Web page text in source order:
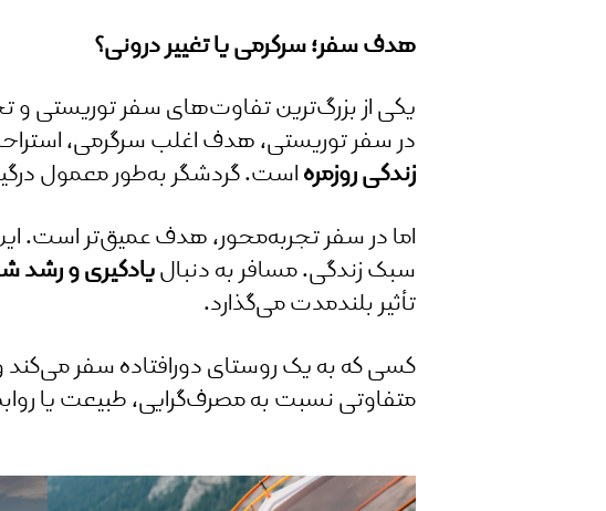
هدف سفر؛ سرگرمی یا تغییر درونی؟
یکی از بزرگ‌ترین تفاوت‌های سفر توریستی و
در سفر توریستی، هدف اغلب سرگرمی،
زندگی روزمره است. گردشگر به‌طور معمول
اما در سفر تجربه‌محور، هدف عمیق‌تر است.
سبک زندگی. مسافر به دنبالیادگیری و
تأثیر بلندمدت می‌گذارد.
کسی که به یک روستای دورافتاده سفر
متفاوتی نسبت به مصرف‌گرایی، طبیعت یا